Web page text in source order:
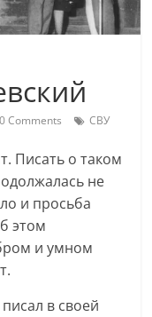
0 Comments СВУ
Писать о таком
не
и просьба
этом
и умном
в своей